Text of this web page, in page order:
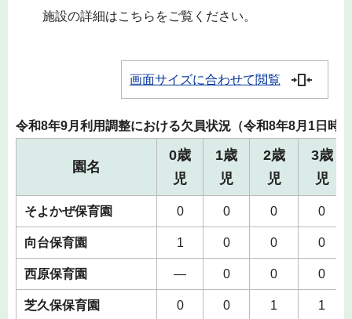
施設の詳細はこちらをご覧ください。
画面サイズに合わせて閲覧
令和8年9月利用調整における欠員状況（令和8年8月1日時
園名
0歳
児
1歳
児
2歳
児
3歳
児
そよかぜ保育園 0 0 0 0
向台保育園 1 0 0 0
西原保育園 ― 0 0 0
芝久保保育園 0 0 1 1